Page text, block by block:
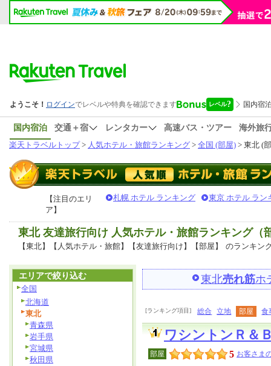
国内宿泊 交通＋宿 レンタカー 高速バス・ツアー
海外旅
楽天トラベルトップ> 人気ホテル・旅館ランキング > 全国 (部屋) > 東北 (
【注目のエリ
ア】
札幌 ホテル ランキング 東京 ホテル ラン
東北 友達旅行向け 人気ホテル・旅館ランキング（
【東北】【人気ホテル・旅館】【友達旅行向け】【部屋】 のランキン
東北売れ筋ホ
[ランキング項目] 総合 立地 部屋 食
ワシントンＲ＆
部屋 5 お客さま
エリアで絞り込む
全国
北海道
東北
青森県
岩手県
宮城県
秋田県